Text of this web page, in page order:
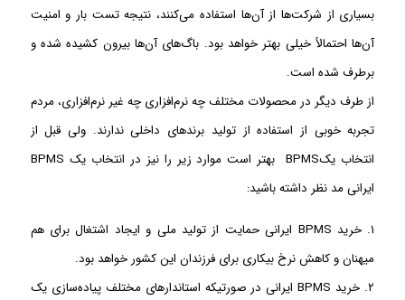
بسیاری از شرکت‌ها از آن‌ها استفاده می‌کنند، نتیجه تست بار و امنیت
آن‌ها احتمالاً خیلی بهتر خواهد بود. باگ‌های آن‌ها بیرون کشیده شده و
برطرف شده است.
از طرف دیگر در محصولات مختلف چه نرم‌افزاری چه غیر نرم‌افزاری، مردم
تجربه خوبی از استفاده از تولید برند‌های داخلی ندارند. ولی قبل از
انتخاب یکBPMS بهتر است موارد زیر را نیز در انتخاب یک BPMS
ایرانی مد نظر داشته باشید:
۱. خرید BPMS ایرانی حمایت از تولید ملی و ایجاد اشتغال برای هم
میهنان و کاهش نرخ بیکاری برای فرزندان این کشور خواهد بود.
۲. خرید BPMS ایرانی در صورتیکه استاندار‌های مختلف پیاده‌سازی یک